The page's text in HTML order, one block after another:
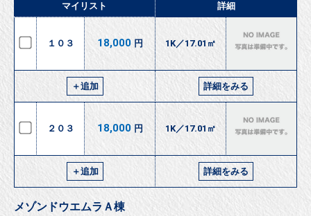
マイリスト 詳細
１０３ 18,000 円 1K／17.01㎡
＋追加 詳細をみる
２０３ 18,000 円 1K／17.01㎡
＋追加 詳細をみる
メゾンドウエムラＡ棟